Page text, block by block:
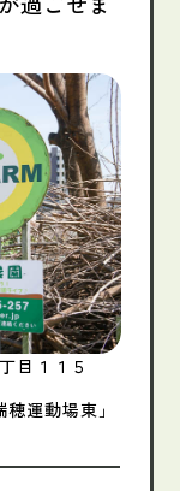
目１１５
運動場東」